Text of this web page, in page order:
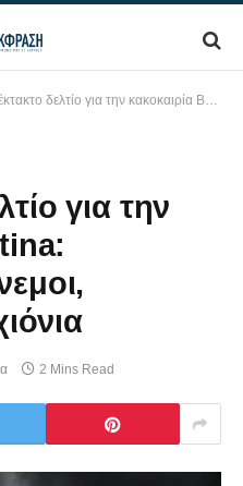
δελτίο για την κακοκαιρία Bettina: Μανιασμένοι άνεμοι, καταιγίδες και χιόνια
για την
2 Mins Read